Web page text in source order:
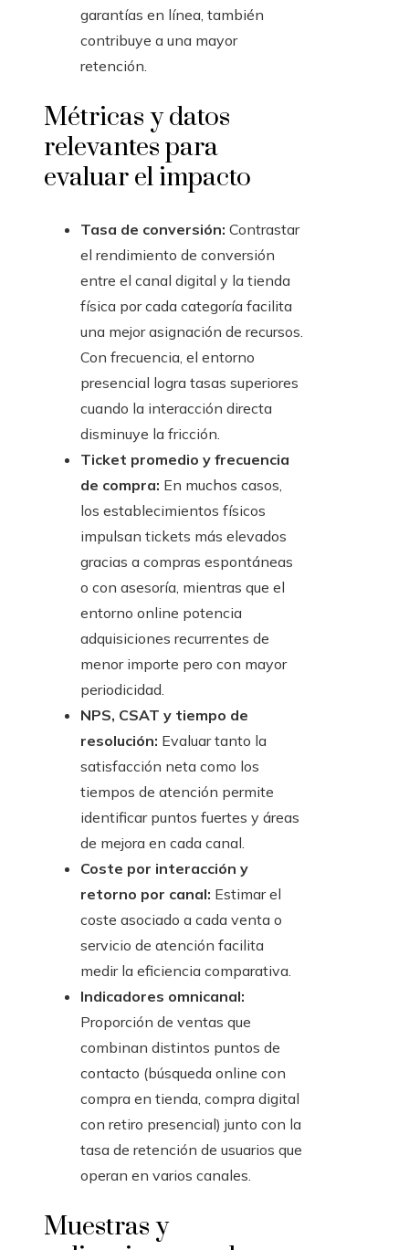
garantías en línea, también
contribuye a una mayor
retención.
Métricas y datos
relevantes para
evaluar el impacto
Tasa de conversión: Contrastar
el rendimiento de conversión
entre el canal digital y la tienda
física por cada categoría facilita
una mejor asignación de recursos.
Con frecuencia, el entorno
presencial logra tasas superiores
cuando la interacción directa
disminuye la fricción.
Ticket promedio y frecuencia
de compra: En muchos casos,
los establecimientos físicos
impulsan tickets más elevados
gracias a compras espontáneas
o con asesoría, mientras que el
entorno online potencia
adquisiciones recurrentes de
menor importe pero con mayor
periodicidad.
NPS, CSAT y tiempo de
resolución: Evaluar tanto la
satisfacción neta como los
tiempos de atención permite
identificar puntos fuertes y áreas
de mejora en cada canal.
Coste por interacción y
retorno por canal: Estimar el
coste asociado a cada venta o
servicio de atención facilita
medir la eficiencia comparativa.
Indicadores omnicanal:
Proporción de ventas que
combinan distintos puntos de
contacto (búsqueda online con
compra en tienda, compra digital
con retiro presencial) junto con la
tasa de retención de usuarios que
operan en varios canales.
Muestras y